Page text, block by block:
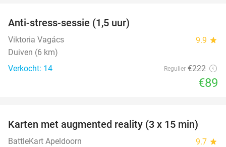
Anti-stress-sessie (1,5 uur)
Viktoria Vagács 9.9 star
Duiven (6 km)
Verkocht: 14
Regulier €222
€89
35%
Karten met augmented reality (3 x 15 min)
BattleKart Apeldoorn 9.7 star